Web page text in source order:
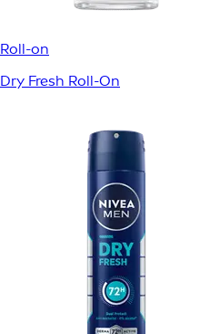
Roll-on
Dry Fresh Roll-On